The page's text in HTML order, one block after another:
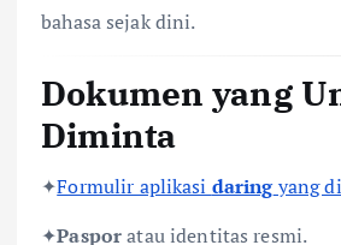
bahasa sejak dini.
Dokumen yang
Diminta
✦Formulir aplikasi daringyang
✦Pasporatau identitas resmi.